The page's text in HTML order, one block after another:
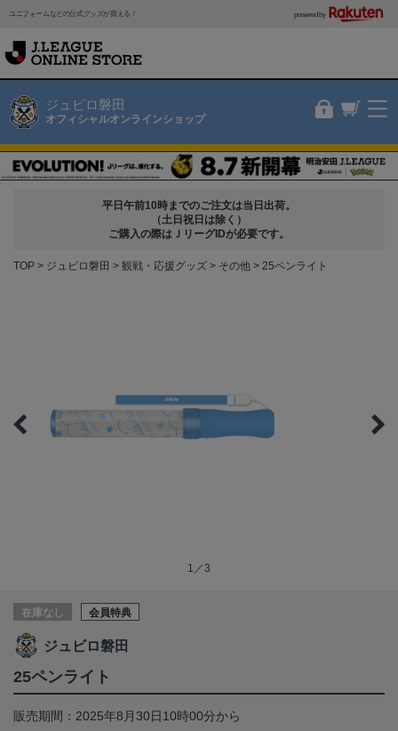
ユニフォームなどの公式グッズが買える！ powered by
ジュビロ磐田
オフィシャルオンラインショップ
平日午前10時までのご注文は当日出荷。
（土日祝日は除く）
ご購入の際はＪリーグIDが必要です。
TOP ジュビロ磐田 観戦・応援グッズ その他 25ペンライト
1／3
在庫なし 会員特典
ジュビロ磐田
25ペンライト
販売期間：2025年8月30日10時00分から